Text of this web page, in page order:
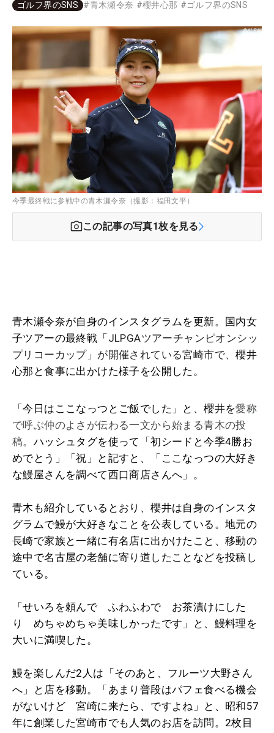
ゴルフ界のSNS #青木瀬令奈 #櫻井心那 #ゴルフ界のSNS
今季最終戦に参戦中の青木瀬令奈（撮影：福田文平）
この記事の写真1枚を見る
青木瀬令奈が自身のインスタグラムを更新。国内女
子ツアーの最終戦「JLPGAツアーチャンピオンシッ
プリコーカップ」が開催されている宮崎市で、櫻井
心那と食事に出かけた様子を公開した。
「今日はここなっつとご飯でした」と、櫻井を愛称
で呼ぶ仲のよさが伝わる一文から始まる青木の投
稿。 ハッシュタグを使って「初シードと今季4勝お
めでとう」「祝」と記すと、「ここなっつの大好き
な鰻屋さんを調べて西口商店さんへ」。
青木も紹介しているとおり、櫻井は自身のインスタ
グラムで鰻が大好きなことを公表している。地元の
長崎で家族と一緒に有名店に出かけたこと、移動の
途中で名古屋の老舗に寄り道したことなどを投稿し
ている。
「せいろを頼んで ふわふわで お茶漬けにした
り めちゃめちゃ美味しかったです」と、鰻料理を
大いに満喫した。
鰻を楽しんだ2人は「そのあと、フルーツ大野さん
へ」と店を移動。「あまり普段はパフェ食べる機会
がないけど 宮崎に来たら、ですよね」と、昭和57
年に創業した宮崎市でも人気のお店を訪問。2枚目